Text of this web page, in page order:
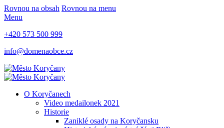
Rovnou na obsah Rovnou na menu
Menu
+420 573 500 999
info@domenaobce.cz
O Koryčanech
Video medailonek 2021
Historie
Zaniklé osady na Koryčansku